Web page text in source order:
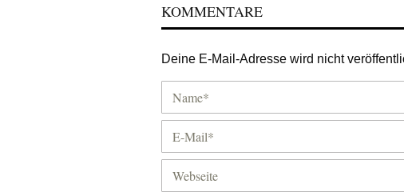
KOMMENTARE
Deine E-Mail-Adresse wird nicht